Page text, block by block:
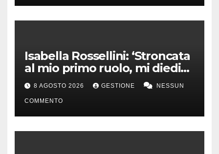
Isabella Rossellini: ‘Stroncata
al mio primo ruolo, mi diedi
alla moda’
8 AGOSTO 2026 GESTIONE NESSUN
COMMENTO